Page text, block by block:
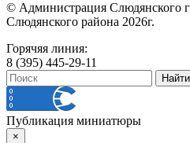
© Администрация Слюдянского
Слюдянского района 2026г.
Горячяя линия:
8 (395) 445-29-11
Публикация миниатюры
×